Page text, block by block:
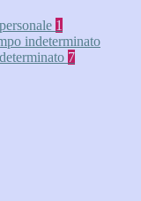
1
indeterminato
7